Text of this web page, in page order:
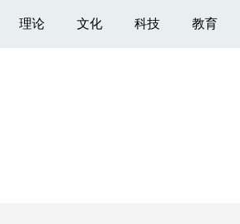
理论 文化 科技 教育